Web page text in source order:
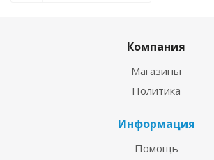
Компания
Магазины
Политика
Информация
Помощь